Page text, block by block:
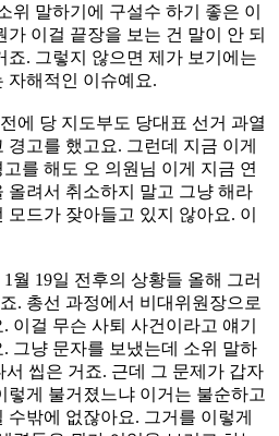
위 말하기에 구설수 하기 좋은 이
이걸 끝장을 보는 건 말이 안 되
죠. 그렇지 않으면 제가 보기에는
자해적인 이슈예요.
에 당 지도부도 당대표 선거 과열
고를 했고요. 그런데 지금 이게
를 해도 오 의원님 이게 지금 연
올려서 취소하지 말고 그냥 해라
드가 잦아들고 있지 않아요. 이
19일 전후의 상황들 올해 그러
. 총선 과정에서 비대위원장으로
이걸 무슨 사퇴 사건이라고 얘기
그냥 문자를 보냈는데 소위 말하
서 씹은 거죠. 근데 그 문제가 갑자
렇게 불거졌느냐 이거는 불순하고
밖에 없잖아요. 그거를 이렇게